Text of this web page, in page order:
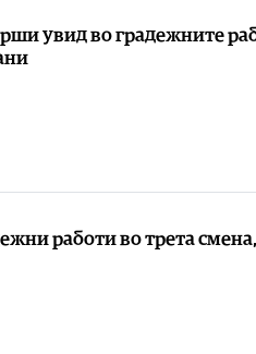
увид во градежните
работи во трета